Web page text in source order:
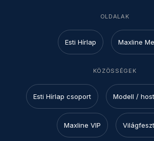
OLDALAK
Esti Hírlap Maxline
KÖZÖSSÉGEK
Esti Hírlap csoport Modell /
Maxline VIP